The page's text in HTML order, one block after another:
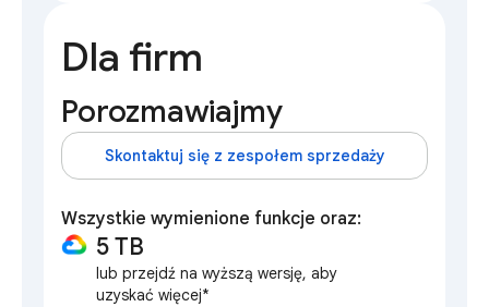
Dla firm
Porozmawiajmy
Skontaktuj się z zespołem sprzedaży
Wszystkie wymienione funkcje oraz:
5 TB
lub przejdź na wyższą wersję, aby
uzyskać więcej*